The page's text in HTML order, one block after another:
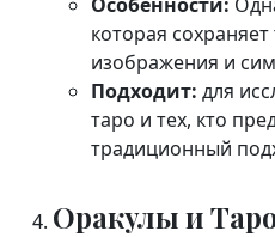
которая
изображения и
Подходит: для
таро и тех, кто
традиционный
Оракулы и